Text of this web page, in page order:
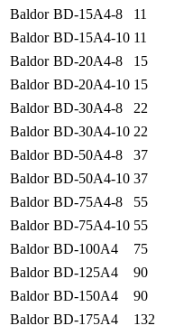
Baldor BD-15A4-8 11
Baldor BD-15A4-10 11
Baldor BD-20A4-8 15
Baldor BD-20A4-10 15
Baldor BD-30A4-8 22
Baldor BD-30A4-10 22
Baldor BD-50A4-8 37
Baldor BD-50A4-10 37
Baldor BD-75A4-8 55
Baldor BD-75A4-10 55
Baldor BD-100A4 75
Baldor BD-125A4 90
Baldor BD-150A4 90
Baldor BD-175A4 132